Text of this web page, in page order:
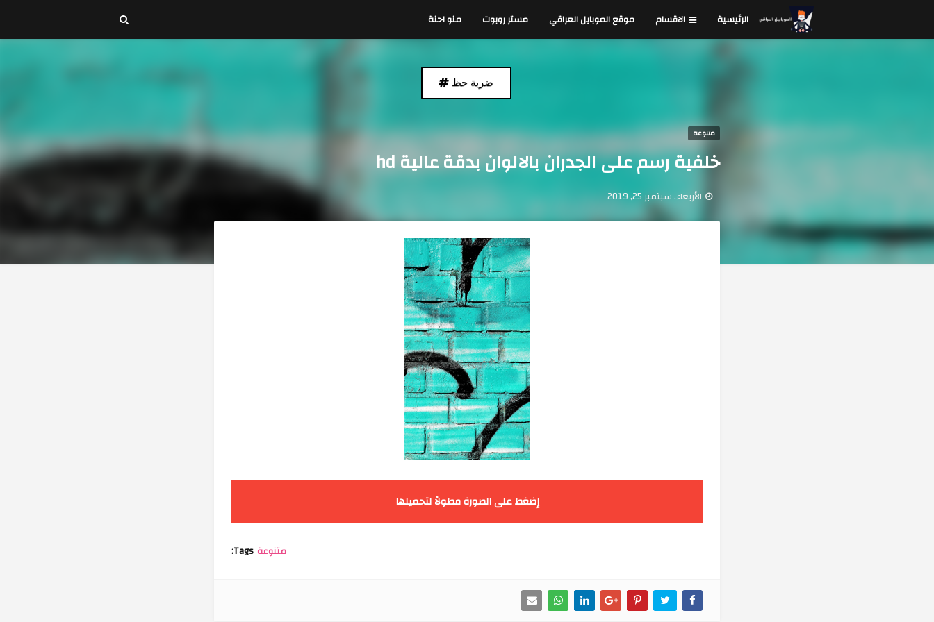
الرئيسية الاقسام موقع الموبايل العراقي مستر روبوت منو احنة
ضربة حظ
متنوعة
خلفية رسم على الجدران بالالوان بدقة عالية hd
الأربعاء, سبتمبر 25, 2019
إضغط على الصورة مطولاً لتحميلها
Tags: متنوعة